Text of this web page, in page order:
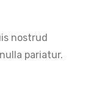
nostrud
pariatur.